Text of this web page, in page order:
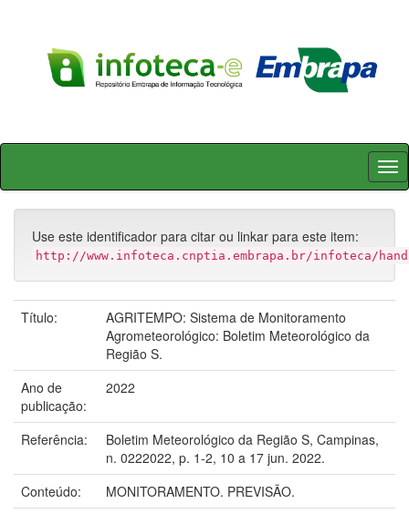
Skip
Use este identificador para citar ou linkar para este item:
http://www.infoteca.cnptia.embrapa.br/infoteca/
Título:
AGRITEMPO: Sistema de Monitoramento
Agrometeorológico: Boletim Meteorológico da
Região S.
Ano de
publicação:
2022
Referência:
Boletim Meteorológico da Região S, Campinas,
n. 0222022, p. 1-2, 10 a 17 jun. 2022.
Conteúdo:
MONITORAMENTO. PREVISÃO.